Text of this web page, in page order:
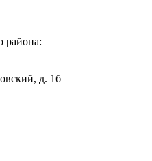
района:
д. 1б